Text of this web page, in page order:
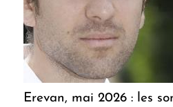
Erevan, mai 2026 : les